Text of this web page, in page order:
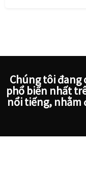
Chúng tôi đang
phổ biến nhất
nổi tiếng, nhằm